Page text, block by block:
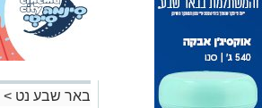
באר שבע נט >